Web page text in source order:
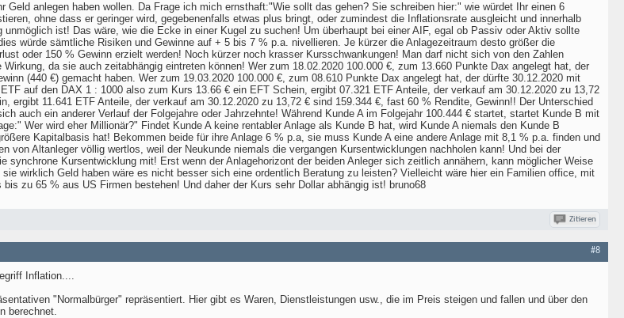
Geld anlegen haben wollen. Da Frage ich mich ernsthaft:"Wie sollt das gehen? Sie schreiben hier:" wie würdet Ihr einen 6
ohne dass er geringer wird, gegebenenfalls etwas plus bringt, oder zumindest die Inflationsrate ausgleicht und innerhalb
ist! Das wäre, wie die Ecke in einer Kugel zu suchen! Um überhaupt bei einer AIF, egal ob Passiv oder Aktiv sollte
würde sämtliche Risiken und Gewinne auf + 5 bis 7 % p.a. nivellieren. Je kürzer die Anlagezeitraum desto größer die
oder 150 % Gewinn erzielt werden! Noch kürzer noch krasser Kursschwankungen! Man darf nicht sich von den Zahlen
da sie auch zeitabhängig eintreten können! Wer zum 18.02.2020 100.000 €, zum 13.660 Punkte Dax angelegt hat, der
(440 €) gemacht haben. Wer zum 19.03.2020 100.000 €, zum 08.610 Punkte Dax angelegt hat, der dürfte 30.12.2020 mit
auf den DAX 1 : 1000 also zum Kurs 13.66 € ein EFT Schein, ergibt 07.321 ETF Anteile, der verkauf am 30.12.2020 zu 13,72
ergibt 11.641 ETF Anteile, der verkauf am 30.12.2020 zu 13,72 € sind 159.344 €, fast 60 % Rendite, Gewinn!! Der Unterschied
auch ein anderer Verlauf der Folgejahre oder Jahrzehnte! Während Kunde A im Folgejahr 100.444 € startet, startet Kunde B mit
Wer wird eher Millionär?" Findet Kunde A keine rentabler Anlage als Kunde B hat, wird Kunde A niemals den Kunde B
Kapitalbasis hat! Bekommen beide für ihre Anlage 6 % p.a, sie muss Kunde A eine andere Anlage mit 8,1 % p.a. finden und
von Altanleger völlig wertlos, weil der Neukunde niemals die vergangen Kursentwicklungen nachholen kann! Und bei der
synchrone Kursentwicklung mit! Erst wenn der Anlagehorizont der beiden Anleger sich zeitlich annähern, kann möglicher Weise
wirklich Geld haben wäre es nicht besser sich eine ordentlich Beratung zu leisten? Vielleicht wäre hier ein Familien office, mit
zu 65 % aus US Firmen bestehen! Und daher der Kurs sehr Dollar abhängig ist! bruno68
Zitieren
#8
Inflation....
"Normalbürger" repräsentiert. Hier gibt es Waren, Dienstleistungen usw., die im Preis steigen und fallen und über den
berechnet.